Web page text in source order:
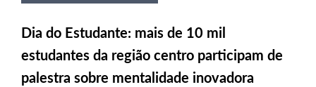
Dia do Estudante: mais de 10 mil
estudantes da região centro participam de
palestra sobre mentalidade inovadora